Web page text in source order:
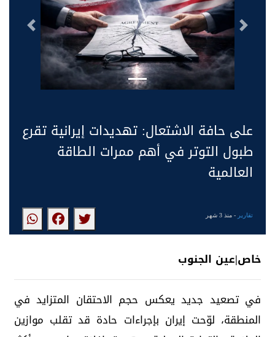
التالى السابق
على حافة الاشتعال: تهديدات إيرانية تقرع
طبول التوتر في أهم ممرات الطاقة
العالمية
تقارير - منذ 3 شهر
خاص|عين الجنوب
في تصعيد جديد يعكس حجم الاحتقان المتزايد في
المنطقة، لوّحت إيران بإجراءات حادة قد تقلب موازين